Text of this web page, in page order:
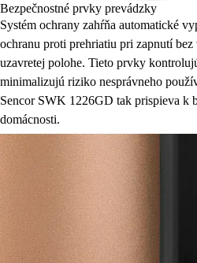
Bezpečnostné prvky prevádzky
Systém ochrany zahŕňa automatické
ochranu proti prehriatiu pri zapnutí
uzavretej polohe. Tieto prvky
minimalizujú riziko nesprávneho
Sencor SWK 1226GD tak prispieva k
domácnosti.